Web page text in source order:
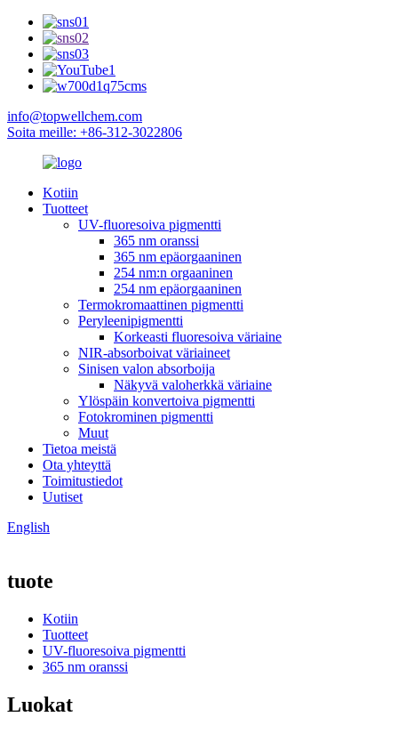
info@topwellchem.com
Soita meille: +86-312-3022806
Kotiin
Tuotteet
UV-fluoresoiva pigmentti
365 nm oranssi
365 nm epäorgaaninen
254 nm:n orgaaninen
254 nm epäorgaaninen
Termokromaattinen pigmentti
Peryleenipigmentti
Korkeasti fluoresoiva väriaine
NIR-absorboivat väriaineet
Sinisen valon absorboija
Näkyvä valoherkkä väriaine
Ylöspäin konvertoiva pigmentti
Fotokrominen pigmentti
Muut
Tietoa meistä
Ota yhteyttä
Toimitustiedot
Uutiset
English
tuote
Kotiin
Tuotteet
UV-fluoresoiva pigmentti
365 nm oranssi
Luokat